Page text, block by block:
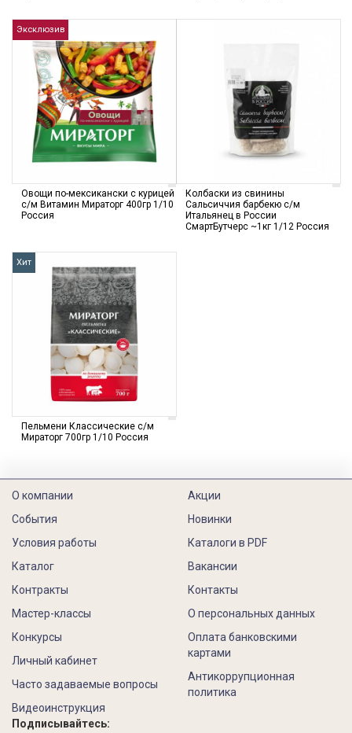
Эксклюзив
Овощи по-мексикански с курицей
с/м Витамин Мираторг 400гр 1/10
Россия
Колбаски из свинины
Сальсиччия барбекю с/м
Итальянец в России
СмартБутчерс ~1кг 1/12 Россия
Хит
Пельмени Классические с/м
Мираторг 700гр 1/10 Россия
О компании
События
Условия работы
Каталог
Контракты
Акции
Новинки
Каталоги в PDF
Вакансии
Контакты
Мастер-классы
Конкурсы
Личный кабинет
Часто задаваемые вопросы
Видеоинструкция
О персональных данных
Оплата банковскими
картами
Антикоррупционная
политика
Подписывайтесь: